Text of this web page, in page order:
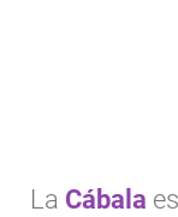
La Cábala